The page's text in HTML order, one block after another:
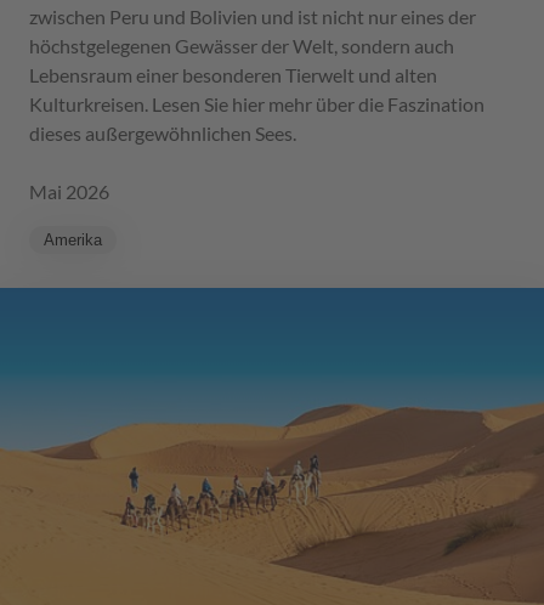
zwischen Peru und Bolivien und ist nicht nur eines der
höchstgelegenen Gewässer der Welt, sondern auch
Lebensraum einer besonderen Tierwelt und alten
Kulturkreisen. Lesen Sie hier mehr über die Faszination
dieses außergewöhnlichen Sees.
Mai 2026
Amerika